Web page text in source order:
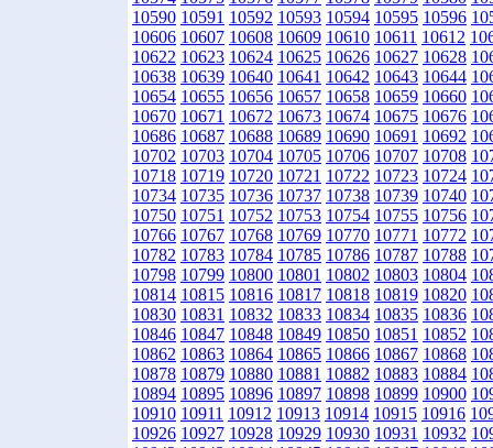
10590 10591 10592 10593 10594 10595 10596
10606 10607 10608 10609 10610 10611 10612
10622 10623 10624 10625 10626 10627 10628
10638 10639 10640 10641 10642 10643 10644
10654 10655 10656 10657 10658 10659 10660
10670 10671 10672 10673 10674 10675 10676
10686 10687 10688 10689 10690 10691 10692
10702 10703 10704 10705 10706 10707 10708
10718 10719 10720 10721 10722 10723 10724
10734 10735 10736 10737 10738 10739 10740
10750 10751 10752 10753 10754 10755 10756
10766 10767 10768 10769 10770 10771 10772
10782 10783 10784 10785 10786 10787 10788
10798 10799 10800 10801 10802 10803 10804
10814 10815 10816 10817 10818 10819 10820
10830 10831 10832 10833 10834 10835 10836
10846 10847 10848 10849 10850 10851 10852
10862 10863 10864 10865 10866 10867 10868
10878 10879 10880 10881 10882 10883 10884
10894 10895 10896 10897 10898 10899 10900
10910 10911 10912 10913 10914 10915 10916
10926 10927 10928 10929 10930 10931 10932